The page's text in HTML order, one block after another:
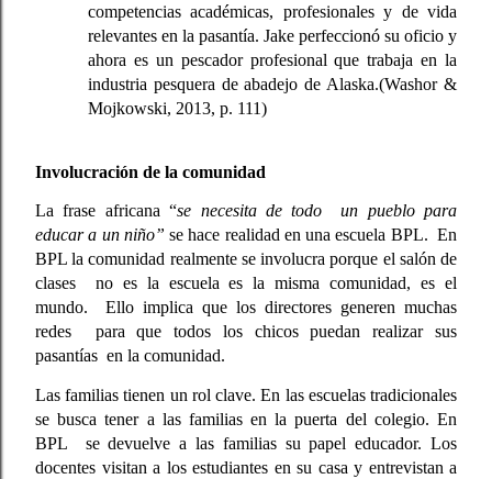
competencias académicas, profesionales y de vida
relevantes en la pasantía. Jake perfeccionó su oficio y
ahora es un pescador profesional que trabaja en la
industria pesquera de abadejo de Alaska.(Washor &
Mojkowski, 2013, p. 111)
Involucración de la comunidad
La frase africana “se necesita de todo  un pueblo para
educar a un niño” se hace realidad en una escuela BPL.  En
BPL la comunidad realmente se involucra porque el salón de
clases  no es la escuela es la misma comunidad, es el
mundo.  Ello implica que los directores generen muchas
redes  para que todos los chicos puedan realizar sus
pasantías  en la comunidad.
Las familias tienen un rol clave. En las escuelas tradicionales
se busca tener a las familias en la puerta del colegio. En
BPL  se devuelve a las familias su papel educador. Los
docentes visitan a los estudiantes en su casa y entrevistan a